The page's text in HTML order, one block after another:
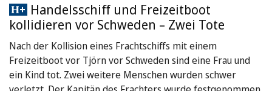
Handelsschiff und Freizeitboot
kollidieren vor Schweden – Zwei Tote
Nach der Kollision eines Frachtschiffs mit einem
Freizeitboot vor Tjörn vor Schweden sind eine Frau und
ein Kind tot. Zwei weitere Menschen wurden schwer